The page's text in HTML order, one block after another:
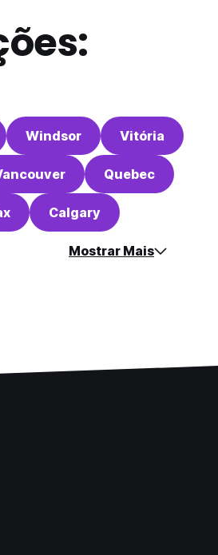
Windsor Vitória
Quebec
Calgary
Mostrar Mais